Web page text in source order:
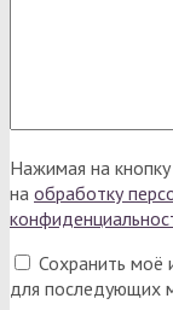
Нажимая на
на обработку
Сохранить моё
для последующих